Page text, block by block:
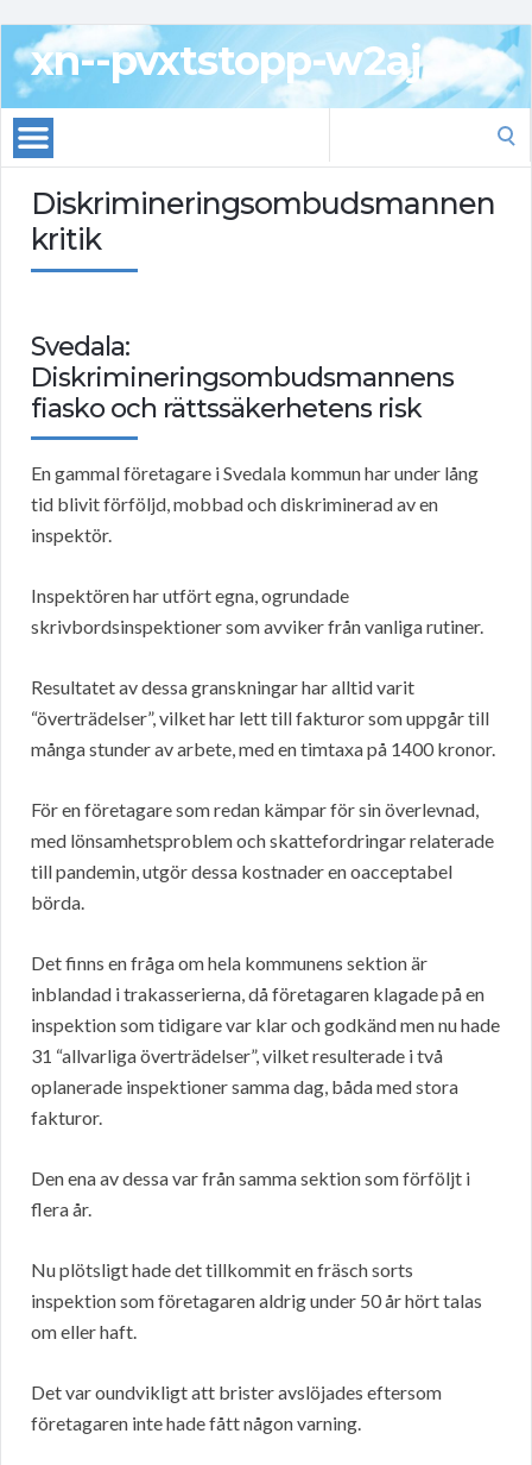
xn--pvxtstopp-w2aj
Diskrimineringsombudsmannen
kritik
Svedala:
Diskrimineringsombudsmannens
fiasko och rättssäkerhetens risk
En gammal företagare i Svedala kommun har under lång
tid blivit förföljd, mobbad och diskriminerad av en
inspektör.
Inspektören har utfört egna, ogrundade
skrivbordsinspektioner som avviker från vanliga rutiner.
Resultatet av dessa granskningar har alltid varit
“överträdelser”, vilket har lett till fakturor som uppgår till
många stunder av arbete, med en timtaxa på 1400 kronor.
För en företagare som redan kämpar för sin överlevnad,
med lönsamhetsproblem och skattefordringar relaterade
till pandemin, utgör dessa kostnader en oacceptabel
börda.
Det finns en fråga om hela kommunens sektion är
inblandad i trakasserierna, då företagaren klagade på en
inspektion som tidigare var klar och godkänd men nu hade
31 “allvarliga överträdelser”, vilket resulterade i två
oplanerade inspektioner samma dag, båda med stora
fakturor.
Den ena av dessa var från samma sektion som förföljt i
flera år.
Nu plötsligt hade det tillkommit en fräsch sorts
inspektion som företagaren aldrig under 50 år hört talas
om eller haft.
Det var oundvikligt att brister avslöjades eftersom
företagaren inte hade fått någon varning.